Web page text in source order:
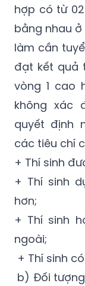
hợp có từ
bằng nhau
làm cần
đạt kết quả
vòng 1 cao
không xác
quyết định
các tiêu chí
+ Thí sinh
+ Thí sinh
hơn;
+ Thí sinh
ngoài;
+ Thí sinh
b) Đối